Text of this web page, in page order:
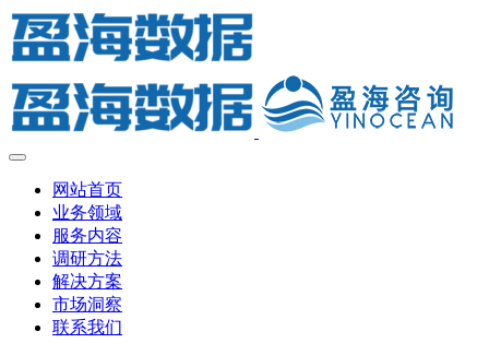
网站首页
业务领域
服务内容
调研方法
解决方案
市场洞察
联系我们